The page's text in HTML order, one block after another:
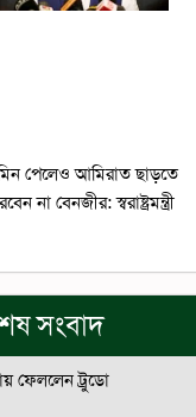
পেলেও আমিরাত ছাড়তে
না বেনজীর: স্বরাষ্ট্রমন্ত্রী
সংবাদ
ফেললেন ট্রুডো